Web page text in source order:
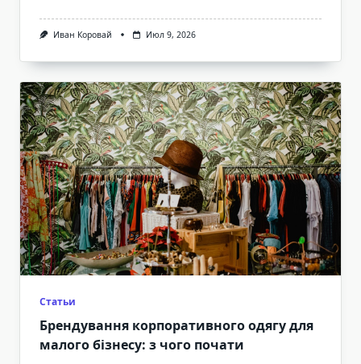
Иван Коровай Июл 9, 2026
Статьи
Брендування корпоративного одягу для
малого бізнесу: з чого почати